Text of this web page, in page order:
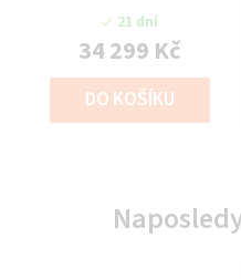
21 dní
34 299 Kč
DO KOŠÍKU